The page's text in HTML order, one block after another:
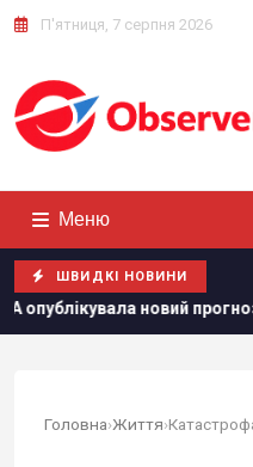
П'ятниця, 7 серпня 2026
Меню
ШВИДКІ НОВИНИ
– WSJ Втрати
Головна›Життя›